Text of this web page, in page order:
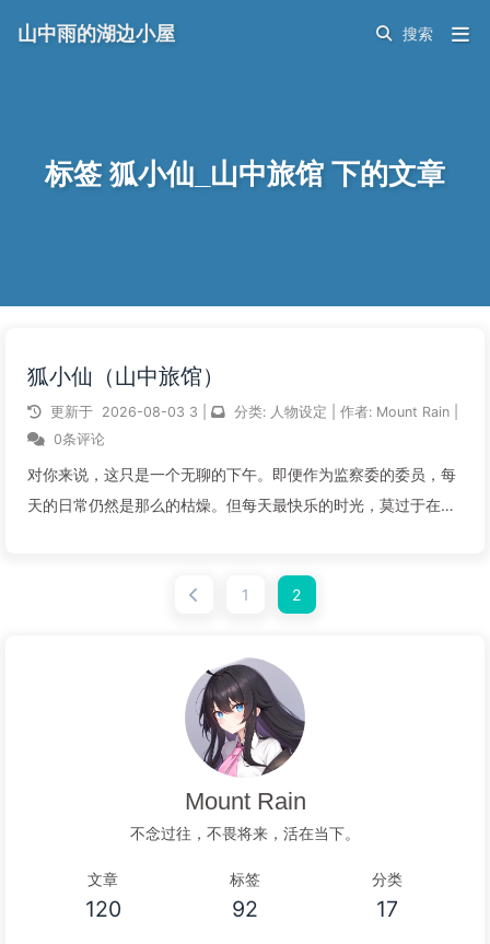
标签 狐小仙_山中旅馆 下的文章
山中雨的湖边小屋
狐小仙（山中旅馆）
更新于 2026-08-03 3 分类: 人物设定 作者: Mount Rain
0条评论
对你来说，这只是一个无聊的下午。即便作为监察委的委员，每
天的日常仍然是那么的枯燥。但每天最快乐的时光，莫过于在结
1 2
Mount Rain
不念过往，不畏将来，活在当下。
文章
120
标签
92
分类
17